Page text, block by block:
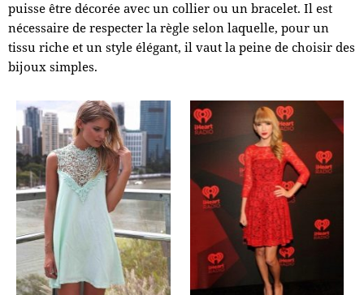
puisse être décorée avec un collier ou un bracelet. Il est
nécessaire de respecter la règle selon laquelle, pour un
tissu riche et un style élégant, il vaut la peine de choisir des
bijoux simples.